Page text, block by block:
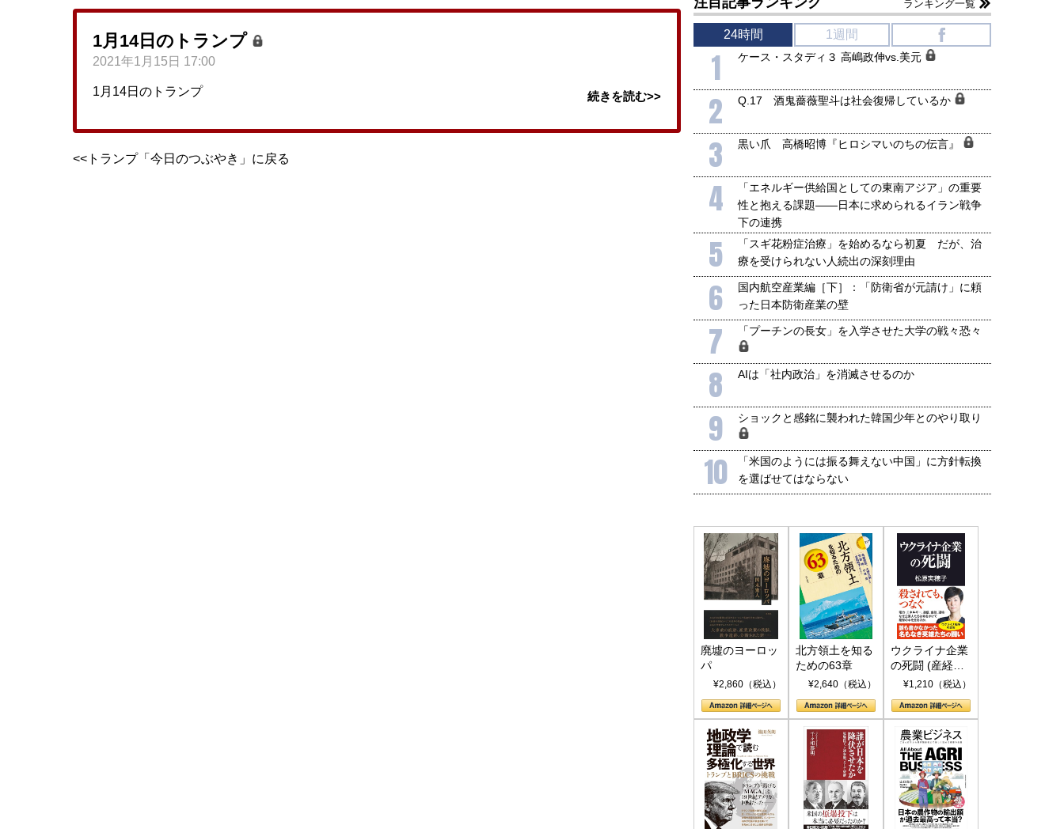
1月14日のトランプ
2021年1月15日 17:00
1月14日のトランプ 続きを読む>>
<<トランプ「今日のつぶやき」に戻る
ランキング一覧
24時間 1週間
1 ケース・スタディ３ 高嶋政伸vs.美元
2 Q.17 酒鬼薔薇聖斗は社会復帰しているか
3 黒い爪 高橋昭博『ヒロシマいのちの伝言』
4
「エネルギー供給国としての東南アジア」の重要
性と抱える課題――日本に求められるイラン戦争
下の連携
5
「スギ花粉症治療」を始めるなら初夏 だが、治
療を受けられない人続出の深刻理由
6
国内航空産業編［下］：「防衛省が元請け」に頼
った日本防衛産業の壁
7 「プーチンの長女」を入学させた大学の戦々恐々
8 AIは「社内政治」を消滅させるのか
9 ショックと感銘に襲われた韓国少年とのやり取り
10
「米国のようには振る舞えない中国」に方針転換
を選ばせてはならない
廃墟のヨーロッ
パ
¥2,860（税込）
北方領土を知る
ための63章
¥2,640（税込）
ウクライナ企業
の死闘 (産経セ
レクト S 039)
¥1,210（税込）